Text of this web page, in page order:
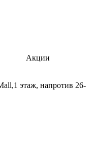
Акции
этаж, напротив 26-